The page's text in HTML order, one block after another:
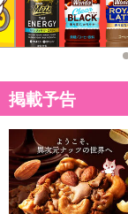
掲載予告